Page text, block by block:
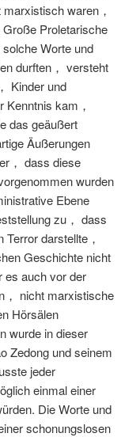
waren，
Proletarische
Worte und
durften， versteht
Kinder und
Kenntnis kam，
das geäußert
Äußerungen
， dass diese
wurden
Ebene
zu， dass
darstellte，
Geschichte nicht
es auch vor der
， nicht marxistische
Hörsälen
wurde in dieser
Zedong und seinem
jeder
einmal einer
Die Worte und
schonungslosen